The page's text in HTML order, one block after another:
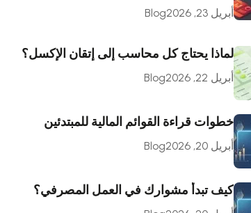
أبريل 23, 2026 Blog
لماذا يحتاج كل محاسب إلى إتقان الإكسل؟
أبريل 22, 2026 Blog
خطوات قراءة القوائم المالية للمبتدئين
أبريل 20, 2026 Blog
كيف تبدأ مشوارك في العمل المصرفي؟